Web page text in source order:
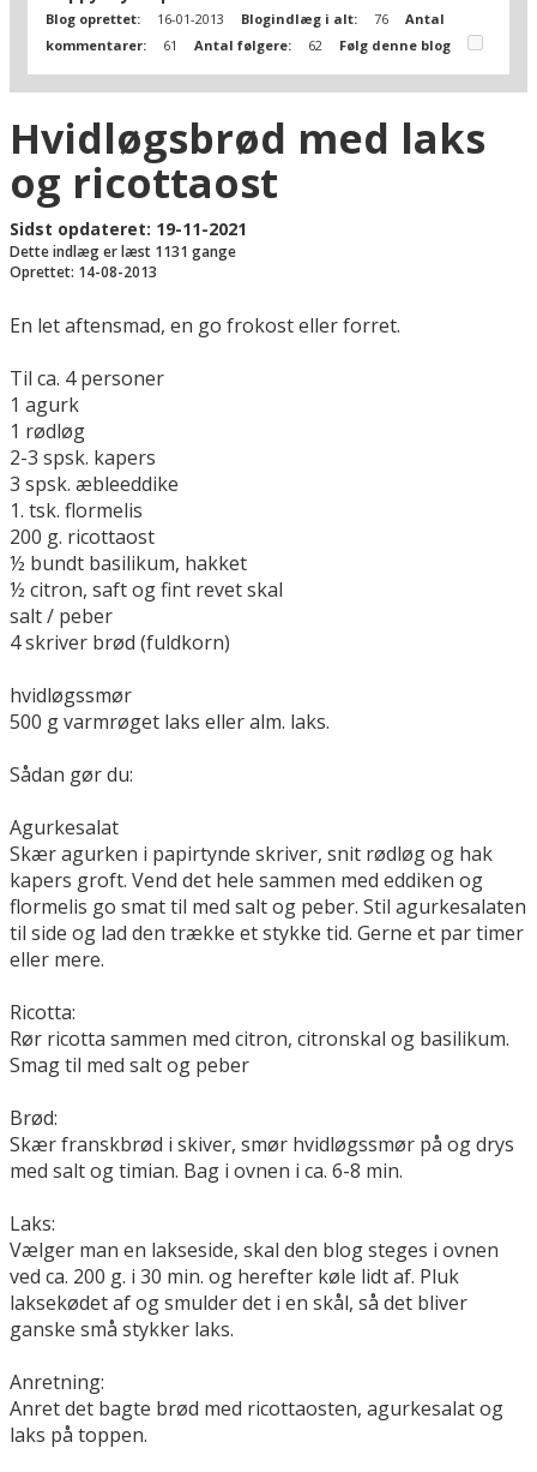
Blog oprettet: 16-01-2013 Blogindlæg i alt: 76
Antal
kommentarer:
61 Antal følgere: 62 Følg denne blog
Hvidløgsbrød med laks
og ricottaost
Sidst opdateret: 19-11-2021
Dette indlæg er læst 1131 gange
Oprettet: 14-08-2013
En let aftensmad, en go frokost eller forret.
Til ca. 4 personer
1 agurk
1 rødløg
2-3 spsk. kapers
3 spsk. æbleeddike
1. tsk. flormelis
200 g. ricottaost
½ bundt basilikum, hakket
½ citron, saft og fint revet skal
salt / peber
4 skriver brød (fuldkorn)
hvidløgssmør
500 g varmrøget laks eller alm. laks.
Sådan gør du:
Agurkesalat
Skær agurken i papirtynde skriver, snit rødløg og hak
kapers groft. Vend det hele sammen med eddiken og
flormelis go smat til med salt og peber. Stil agurkesalaten
til side og lad den trække et stykke tid. Gerne et par timer
eller mere.
Ricotta:
Rør ricotta sammen med citron, citronskal og basilikum.
Smag til med salt og peber
Brød:
Skær franskbrød i skiver, smør hvidløgssmør på og drys
med salt og timian. Bag i ovnen i ca. 6-8 min.
Laks:
Vælger man en lakseside, skal den blog steges i ovnen
ved ca. 200 g. i 30 min. og herefter køle lidt af. Pluk
laksekødet af og smulder det i en skål, så det bliver
ganske små stykker laks.
Anretning:
Anret det bagte brød med ricottaosten, agurkesalat og
laks på toppen.